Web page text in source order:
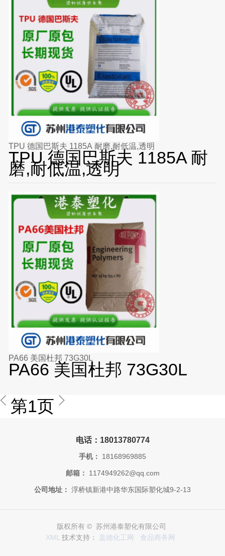
TPU 德国巴斯夫 1185A 耐磨,耐低温,透明
TPU 德国巴斯夫 1185A 耐
磨,耐低温,透明
PA66 美国杜邦 73G30L
PA66 美国杜邦 73G30L
第1页
电话：18013780774
手机： 18168969885
邮箱： 1174949262@qq.com
公司地址： 浮桥镇新港中路华东国际塑化城9-2-13
版权所有 © 苏州港泰塑化有限公司
XML 技术支持： 盖德化工网 食品商务网